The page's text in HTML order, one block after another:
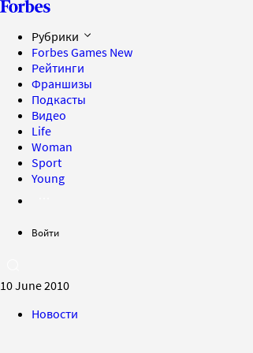
Рубрики
Forbes Games New
Рейтинги
Франшизы
Подкасты
Видео
Life
Woman
Sport
Young
Войти
10 June 2010
Новости